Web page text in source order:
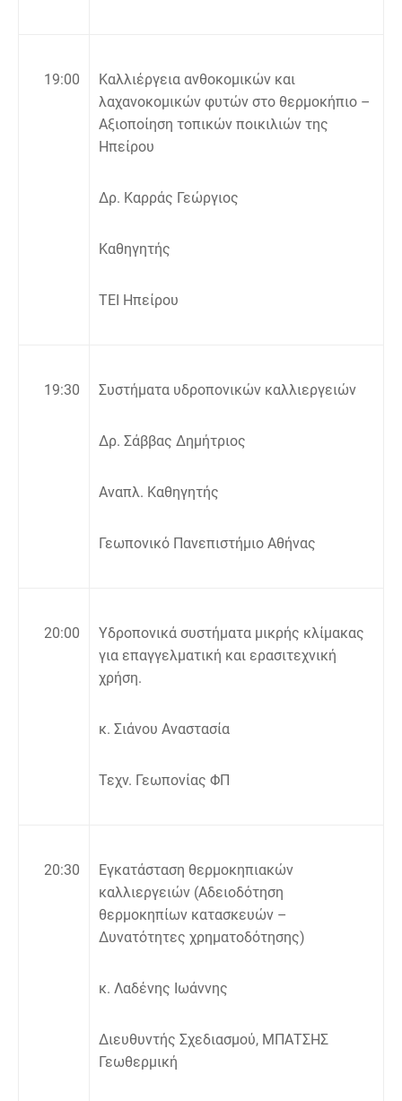
19:00
Καλλιέργεια ανθοκομικών και
λαχανοκομικών φυτών στο θερμοκήπιο –
Αξιοποίηση τοπικών ποικιλιών της
Ηπείρου
Δρ. Καρράς Γεώργιος
Καθηγητής
ΤΕΙ Ηπείρου
19:30 Συστήματα υδροπονικών καλλιεργειών
Δρ. Σάββας Δημήτριος
Αναπλ. Καθηγητής
Γεωπονικό Πανεπιστήμιο Αθήνας
20:00
Υδροπονικά συστήματα μικρής κλίμακας
για επαγγελματική και ερασιτεχνική
χρήση.
κ. Σιάνου Αναστασία
Τεχν. Γεωπονίας ΦΠ
20:30
Εγκατάσταση θερμοκηπιακών
καλλιεργειών (Αδειοδότηση
θερμοκηπίων κατασκευών –
Δυνατότητες χρηματοδότησης)
κ. Λαδένης Ιωάννης
Διευθυντής Σχεδιασμού, ΜΠΑΤΣΗΣ
Γεωθερμική